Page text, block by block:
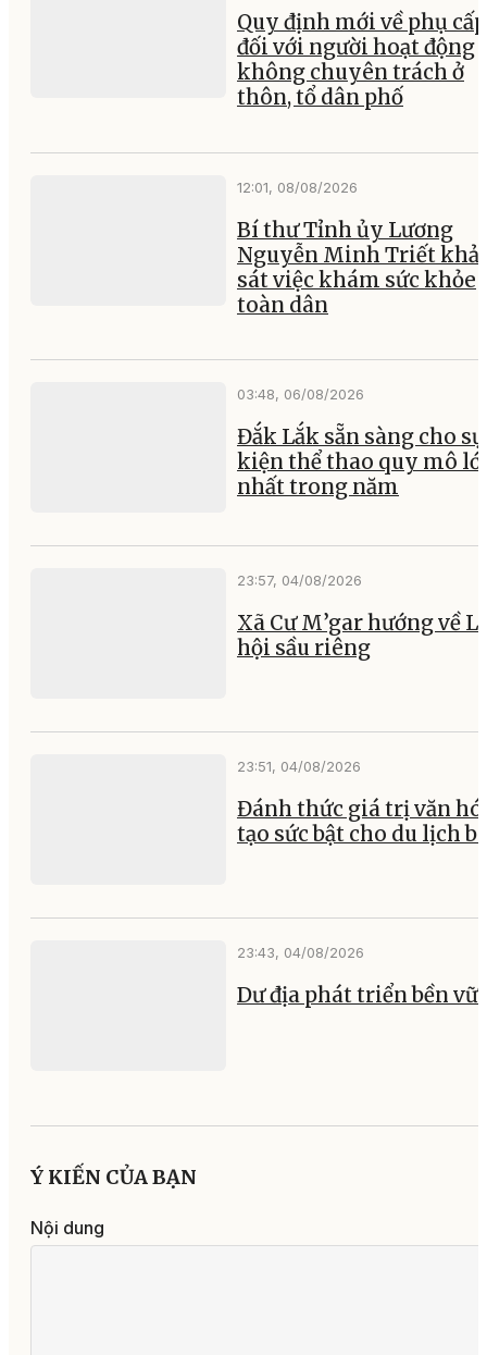
Quy định mới về phụ cấp
đối với người hoạt động
không chuyên trách ở
thôn, tổ dân phố
12:01, 08/08/2026
Bí thư Tỉnh ủy Lương
Nguyễn Minh Triết
sát việc khám sức khỏe
toàn dân
03:48, 06/08/2026
Đắk Lắk sẵn sàng cho sự
kiện thể thao quy mô
nhất trong năm
23:57, 04/08/2026
Xã Cư M’gar hướng về
hội sầu riêng
23:51, 04/08/2026
Đánh thức giá trị văn
tạo sức bật cho du lịch
23:43, 04/08/2026
Dư địa phát triển bền
Ý KIẾN CỦA BẠN
Nội dung